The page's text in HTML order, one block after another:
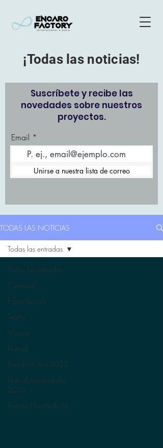
¡Todas las noticias!
Suscríbete y recibe las
novedades sobre nuestros
proyectos.
Email
Unirse a nuestra lista de correo
TODAS LAS NOTICIAS
Todas las entradas
Carnaval
Espectáculos
Teatro
Música
Festival
Benidorm Fest 2025
Festival noctámbula
2026
Festival Noctámbula
Todas las entradas